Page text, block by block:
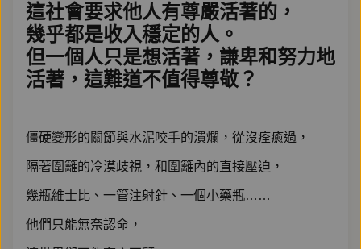
這社會要求他人有尊嚴活著的，
幾乎都是收入穩定的人。
但一個人只是想活著，謙卑和努力地
活著，這難道不值得尊敬？
僵硬變形的關節與水泥咬手的潰爛，從沒痊癒過，
隔著圍籬的冷漠歧視，和圍籬內的直接壓迫，
幾瓶維士比、一管注射針、一個小藥瓶……
他們只能無奈認命，